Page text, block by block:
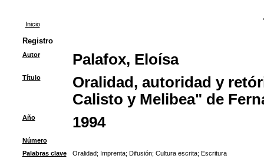
Inicio
Registro
Autor Palafox, Eloísa
Título
Oralidad, autoridad y
Calisto y Melibea" de
Año 1994
Número
Palabras clave
Oralidad; Imprenta; Difusión; Cultura escrita; Escritura